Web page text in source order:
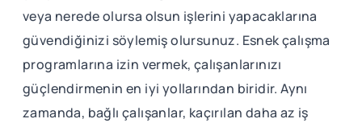
veya nerede olursa olsun işlerini yapacaklarına
güvendiğinizi söylemiş olursunuz. Esnek çalışma
programlarına izin vermek, çalışanlarınızı
güçlendirmenin en iyi yollarından biridir. Aynı
zamanda, bağlı çalışanlar, kaçırılan daha az iş